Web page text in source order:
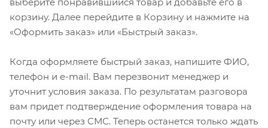
корзину. Далее перейдите в Корзину и нажмите на
«Оформить заказ» или «Быстрый заказ».
Когда оформляете быстрый заказ, напишите ФИО,
телефон и e-mail. Вам перезвонит менеджер и
уточнит условия заказа. По результатам разговора
вам придет подтверждение оформления товара на
почту или через СМС. Теперь останется только ждать